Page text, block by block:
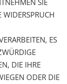
SIE
WIDERSPRUCH
ES
DIE IHRE
ODER DIE